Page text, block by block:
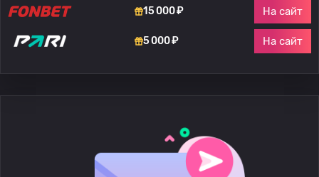
15 000 ₽ На сайт
5 000 ₽ На сайт